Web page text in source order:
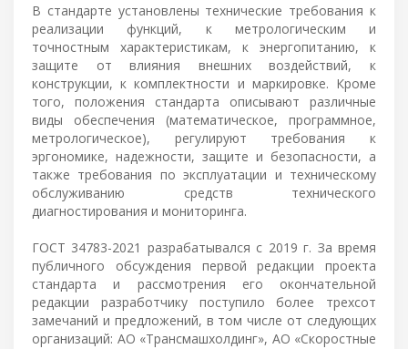
В стандарте установлены технические требования к
реализации функций, к метрологическим и
точностным характеристикам, к энергопитанию, к
защите от влияния внешних воздействий, к
конструкции, к комплектности и маркировке. Кроме
того, положения стандарта описывают различные
виды обеспечения (математическое, программное,
метрологическое), регулируют требования к
эргономике, надежности, защите и безопасности, а
также требования по эксплуатации и техническому
обслуживанию средств технического
диагностирования и мониторинга.
ГОСТ 34783-2021 разрабатывался с 2019 г. За время
публичного обсуждения первой редакции проекта
стандарта и рассмотрения его окончательной
редакции разработчику поступило более трехсот
замечаний и предложений, в том числе от следующих
организаций: АО «Трансмашхолдинг», АО «Скоростные